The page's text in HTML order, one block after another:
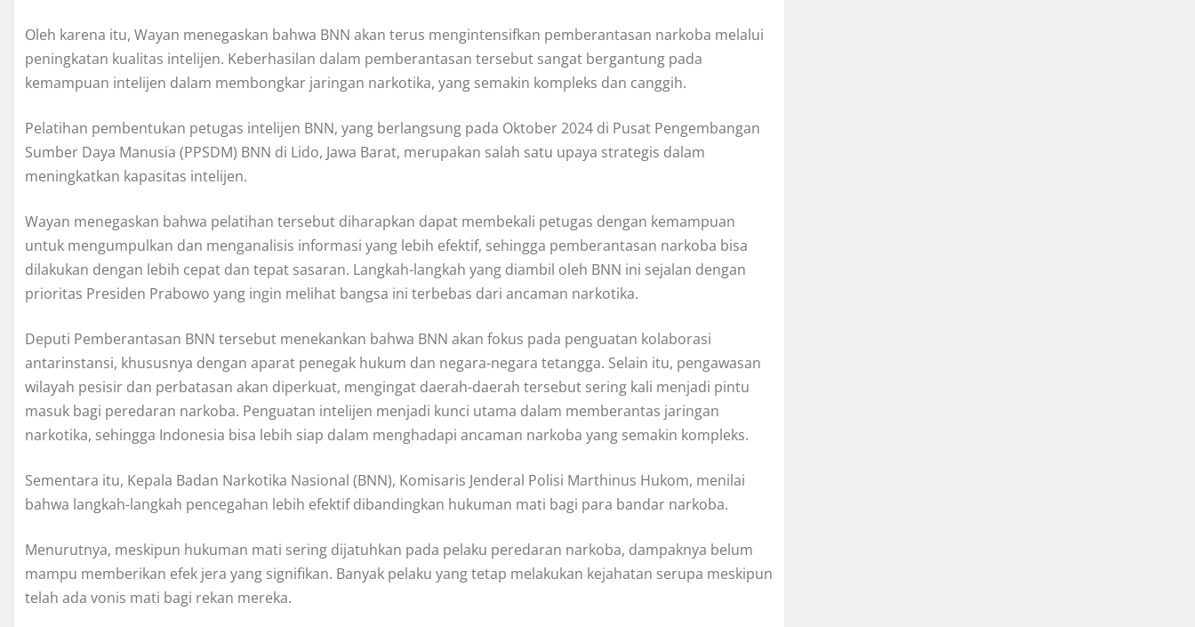
Oleh karena itu, Wayan menegaskan bahwa BNN akan terus mengintensifkan pemberantasan narkoba melalui
peningkatan kualitas intelijen. Keberhasilan dalam pemberantasan tersebut sangat bergantung pada
kemampuan intelijen dalam membongkar jaringan narkotika, yang semakin kompleks dan canggih.
Pelatihan pembentukan petugas intelijen BNN, yang berlangsung pada Oktober 2024 di Pusat Pengembangan
Sumber Daya Manusia (PPSDM) BNN di Lido, Jawa Barat, merupakan salah satu upaya strategis dalam
meningkatkan kapasitas intelijen.
Wayan menegaskan bahwa pelatihan tersebut diharapkan dapat membekali petugas dengan kemampuan
untuk mengumpulkan dan menganalisis informasi yang lebih efektif, sehingga pemberantasan narkoba bisa
dilakukan dengan lebih cepat dan tepat sasaran. Langkah-langkah yang diambil oleh BNN ini sejalan dengan
prioritas Presiden Prabowo yang ingin melihat bangsa ini terbebas dari ancaman narkotika.
Deputi Pemberantasan BNN tersebut menekankan bahwa BNN akan fokus pada penguatan kolaborasi
antarinstansi, khususnya dengan aparat penegak hukum dan negara-negara tetangga. Selain itu, pengawasan
wilayah pesisir dan perbatasan akan diperkuat, mengingat daerah-daerah tersebut sering kali menjadi pintu
masuk bagi peredaran narkoba. Penguatan intelijen menjadi kunci utama dalam memberantas jaringan
narkotika, sehingga Indonesia bisa lebih siap dalam menghadapi ancaman narkoba yang semakin kompleks.
Sementara itu, Kepala Badan Narkotika Nasional (BNN), Komisaris Jenderal Polisi Marthinus Hukom, menilai
bahwa langkah-langkah pencegahan lebih efektif dibandingkan hukuman mati bagi para bandar narkoba.
Menurutnya, meskipun hukuman mati sering dijatuhkan pada pelaku peredaran narkoba, dampaknya belum
mampu memberikan efek jera yang signifikan. Banyak pelaku yang tetap melakukan kejahatan serupa meskipun
telah ada vonis mati bagi rekan mereka.